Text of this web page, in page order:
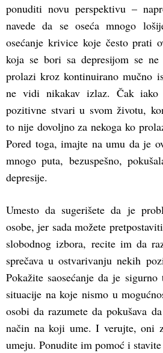
ponuditi novu perspektivu –
navede da se oseća mnogo
osećanje krivice koje često prati
koja se bori sa depresijom se ne
prolazi kroz kontinuirano mučno
ne vidi nikakav izlaz. Čak iako
pozitivne stvari u svom životu,
to nije dovoljno za nekoga ko
Pored toga, imajte na umu da je
mnogo puta, bezuspešno,
depresije.
Umesto da sugerišete da je
osobe, jer sada možete
slobodnog izbora, recite im da
sprečava u ostvarivanju nekih
Pokažite saosećanje da je sigurno
situacije na koje nismo u
osobi da razumete da pokušava
način na koji ume. I verujte, oni
umeju. Ponudite im pomoć i